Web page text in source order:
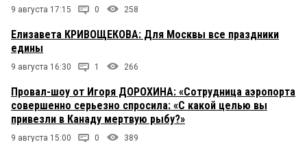
9 августа 17:15 0 258
Елизавета КРИВОЩЕКОВА: Для Москвы все праздники
едины
9 августа 16:30 1 266
Провал-шоу от Игоря ДОРОХИНА: «Сотрудница аэропорта
совершенно серьезно спросила: «С какой целью вы
привезли в Канаду мертвую рыбу?»
9 августа 15:00 0 389